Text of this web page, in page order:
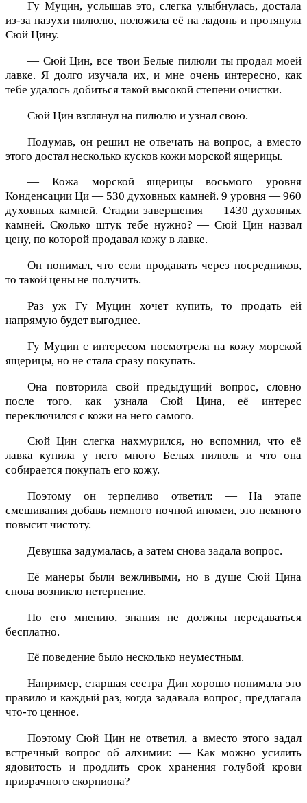
Гу Муцин, услышав это, слегка улыбнулась, достала
из-за пазухи пилюлю, положила её на ладонь и протянула
Сюй Цину.
— Сюй Цин, все твои Белые пилюли ты продал моей
лавке. Я долго изучала их, и мне очень интересно, как
тебе удалось добиться такой высокой степени очистки.
Сюй Цин взглянул на пилюлю и узнал свою.
Подумав, он решил не отвечать на вопрос, а вместо
этого достал несколько кусков кожи морской ящерицы.
— Кожа морской ящерицы восьмого уровня
Конденсации Ци — 530 духовных камней. 9 уровня — 960
духовных камней. Стадии завершения — 1430 духовных
камней. Сколько штук тебе нужно? — Сюй Цин назвал
цену, по которой продавал кожу в лавке.
Он понимал, что если продавать через посредников,
то такой цены не получить.
Раз уж Гу Муцин хочет купить, то продать ей
напрямую будет выгоднее.
Гу Муцин с интересом посмотрела на кожу морской
ящерицы, но не стала сразу покупать.
Она повторила свой предыдущий вопрос, словно
после того, как узнала Сюй Цина, её интерес
переключился с кожи на него самого.
Сюй Цин слегка нахмурился, но вспомнил, что её
лавка купила у него много Белых пилюль и что она
собирается покупать его кожу.
Поэтому он терпеливо ответил: — На этапе
смешивания добавь немного ночной ипомеи, это немного
повысит чистоту.
Девушка задумалась, а затем снова задала вопрос.
Её манеры были вежливыми, но в душе Сюй Цина
снова возникло нетерпение.
По его мнению, знания не должны передаваться
бесплатно.
Её поведение было несколько неуместным.
Например, старшая сестра Дин хорошо понимала это
правило и каждый раз, когда задавала вопрос, предлагала
что-то ценное.
Поэтому Сюй Цин не ответил, а вместо этого задал
встречный вопрос об алхимии: — Как можно усилить
ядовитость и продлить срок хранения голубой крови
призрачного скорпиона?